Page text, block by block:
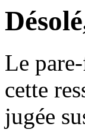
Le
cette
jugée